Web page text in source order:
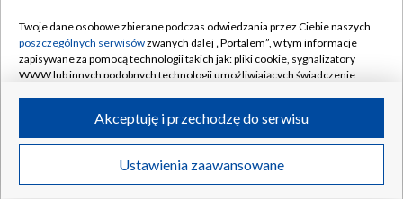
Rada Programowa
System NOS
Informacje o nadawcy
Program dla prasy
Ogłoszenie przetargowe
Kontakt
Kanały
©2026 Telewizja Polska S.A. w likwidacji
Twoje dane osobowe zbierane podczas odwiedzania przez Ciebie naszych
poszczególnych serwisówzwanych dalej „Portalem”, w tym informacje
zapisywane za pomocą technologii takich jak: pliki cookie, sygnalizatory
WWW lub innych podobnych technologii umożliwiających świadczenie
ruchu w Internecie.
Twoje dane osobowe zbierane podczas odwiedzania przez Ciebie
poszczególnych serwisówna Portalu, takie jak adresy IP, identyfikatory
Ustawienia zaawansowane
Akceptuję i przechodzę do serwisu